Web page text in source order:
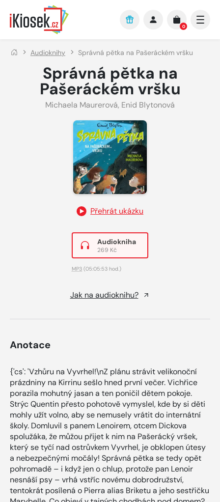
Přejít na hlavní obsah
0
Audioknihy Správná pětka na Pašeráckém vršku
Správná pětka na
Pašeráckém vršku
Michaela Maurerová, Enid Blytonová
Přehrát ukázku
Audiokniha
269 Kč
MP3 (05:05:53 hod.)
Jak na audioknihu?
Anotace
{'cs': 'Vzhůru na Vyvrhel!\nZ plánu strávit velikonoční
prázdniny na Kirrinu sešlo hned první večer. Vichřice
porazila mohutný jasan a ten poničil dětem pokoje.
Strýc Quentin přesto pohotově vymyslel, kde by si děti
mohly užít volno, aby se nemusely vrátit do internátní
školy. Domluvil s panem Lenoirem, otcem Dickova
spolužáka, že můžou přijet k nim na Pašerácký vršek,
který se tyčí nad ostrůvkem Vyvrhel, je obklopen útesy
a nebezpečnými močály! Správná pětka se tedy opět
pohromadě – i když jen o chlup, protože pan Lenoir
nesnáší psy – vrhá vstříc novému dobrodružství,
tentokrát posílená o Pierra alias Briketu a jeho sestřičku